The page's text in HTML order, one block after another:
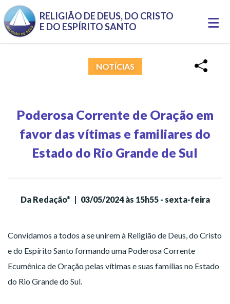
Pular para o conteúdo principal
RELIGIÃO DE DEUS, DO CRISTO
E DO ESPÍRITO SANTO
NOTÍCIAS
Poderosa Corrente de Oração em
favor das vítimas e familiares do
Estado do Rio Grande de Sul
Da Redação* | 03/05/2024 às 15h55 - sexta-feira
Convidamos a todos a se unirem à Religião de Deus, do Cristo
e do Espírito Santo formando uma Poderosa Corrente
Ecumênica de Oração pelas vítimas e suas famílias no Estado
do Rio Grande do Sul.